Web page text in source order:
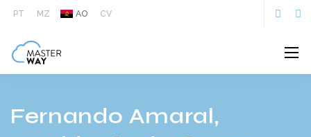
PT MZ AO CV
Fernando Amaral,